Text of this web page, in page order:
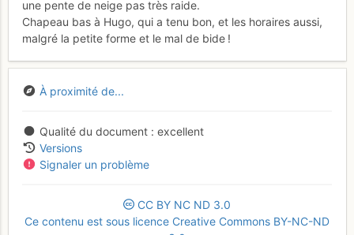
une pente de neige pas très raide.
Chapeau bas à Hugo, qui a tenu bon, et les horaires aussi,
malgré la petite forme et le mal de bide !
À proximité de...
Qualité du document
excellent
Versions
Signaler un problème
CC BY NC ND 3.0
Ce contenu est sous licence Creative Commons BY-NC-ND